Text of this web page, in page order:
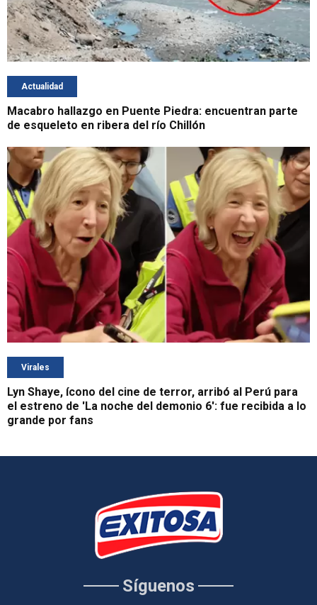
Actualidad
Macabro hallazgo en Puente Piedra: encuentran parte
de esqueleto en ribera del río Chillón
Virales
Lyn Shaye, ícono del cine de terror, arribó al Perú para
el estreno de 'La noche del demonio 6': fue recibida a lo
grande por fans
Síguenos